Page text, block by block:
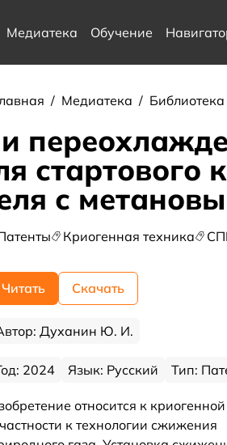
Медиатека Обучение
/ Медиатека / Библиотека
стартового
с
Криогенная техника
Читать Скачать
Духанин Ю. И.
2024 Язык: Русский Тип:
относится к
к технологии сжижения